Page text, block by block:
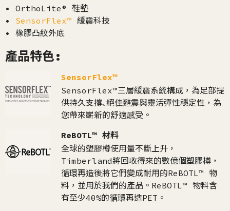
• OrthoLite® 鞋墊
• SensorFlex™ 緩震科技
• 橡膠凸紋外底
產品特色:
SensorFlex™
SensorFlex™三層緩震系統構成，為足部提
供持久支撐､絕佳避震與靈活彈性穩定性，為
您帶來嶄新的舒適感受。
ReBOTL™ 材料
全球的塑膠樽使用量不斷上升，
Timberland將回收得來的數億個塑膠樽，
循環再造後將它們變成耐用的ReBOTL™ 物
料，並用於我們的產品。ReBOTL™ 物料含
有至少40%的循環再造PET。